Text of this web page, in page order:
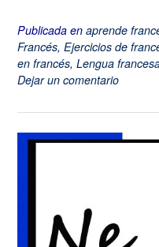
Publicada en aprende
Francés, Ejercicios de
en francés, Lengua
Dejar un comentario